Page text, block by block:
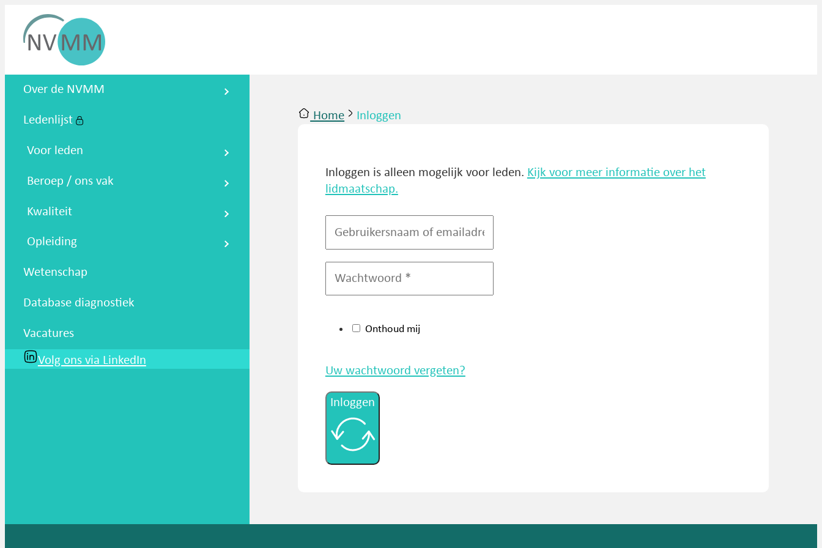
Nederlandse Vereniging voor
Over de NVMM
Ledenlijst
Voor leden
Beroep / ons vak
Kwaliteit
Opleiding
Wetenschap
Database diagnostiek
Vacatures
Volg ons via LinkedIn
Home Inloggen
Inloggen is alleen mogelijk voor leden. Kijk voor meer informatie over het
lidmaatschap.
Onthoud mij
Uw wachtwoord vergeten?
Inloggen